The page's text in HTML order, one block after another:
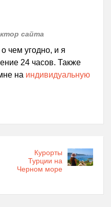
сайта
чем угодно, и я
24 часов. Также
на индивидуальную
Курорты
Турции на
Черном море